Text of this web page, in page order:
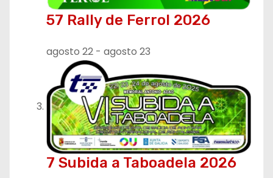
57 Rally de Ferrol 2026
agosto 22 - agosto 23
7 Subida a Taboadela 2026